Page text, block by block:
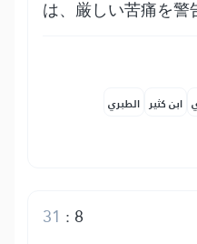
は、厳しい苦痛を警
ابن كثير الطبري
8
:
31